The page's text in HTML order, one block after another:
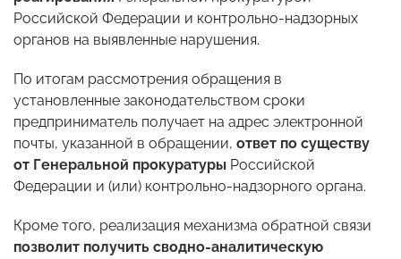
Российской Федерации и контрольно-надзорных
органов на выявленные нарушения.
По итогам рассмотрения обращения в
установленные законодательством сроки
предприниматель получает на адрес электронной
почты, указанной в обращении, ответ по существу
от Генеральной прокуратуры Российской
Федерации и (или) контрольно-надзорного органа.
Кроме того, реализация механизма обратной связи
позволит получить сводно-аналитическую